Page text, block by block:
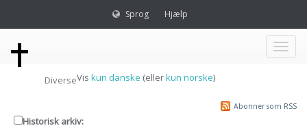
Sprog Hjælp
Toggle
DiverseVis kun danske (ellerkun norske)
Abonner som RSS
Historisk arkiv: